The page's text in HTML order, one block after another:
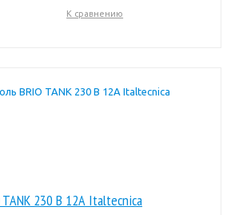
К сравнению
TANK 230 В 12А Italtecnica